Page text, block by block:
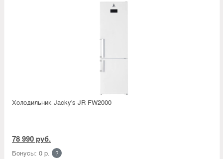
Холодильник Jacky's JR FW2000
78 990 руб.
Бонусы: 0 р. ?